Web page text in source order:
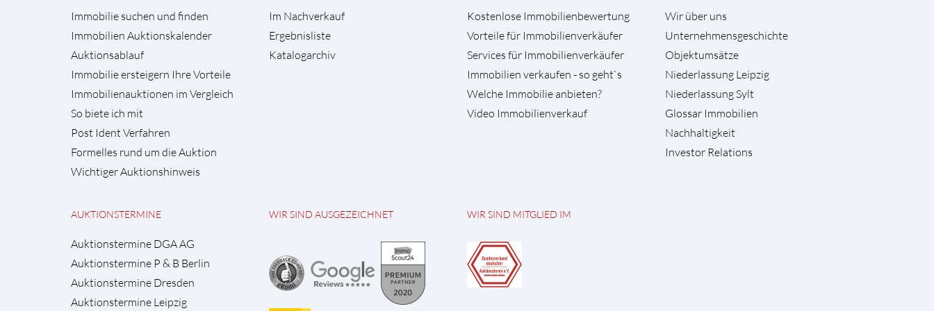
Immobilie suchen und finden
Immobilien Auktionskalender
Auktionsablauf
Immobilie ersteigern Ihre Vorteile
Immobilienauktionen im Vergleich
So biete ich mit
Post Ident Verfahren
Formelles rund um die Auktion
Wichtiger Auktionshinweis
Im Nachverkauf
Ergebnisliste
Katalogarchiv
Kostenlose Immobilienbewertung
Vorteile für Immobilienverkäufer
Services für Immobilienverkäufer
Immobilien verkaufen - so geht`s
Welche Immobilie anbieten?
Video Immobilienverkauf
Wir über uns
Unternehmensgeschichte
Objektumsätze
Niederlassung Leipzig
Niederlassung Sylt
Glossar Immobilien
Nachhaltigkeit
Investor Relations
AUKTIONSTERMINE
Auktionstermine DGA AG
Auktionstermine P & B Berlin
Auktionstermine Dresden
Auktionstermine Leipzig
WIR SIND AUSGEZEICHNET WIR SIND MITGLIED IM